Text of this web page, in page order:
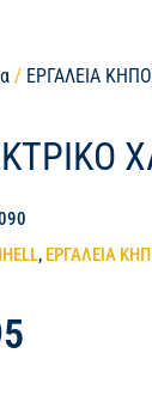
/ ΕΡΓΑΛΕΙΑ
, ΕΡΓΑΛΕΙΑ